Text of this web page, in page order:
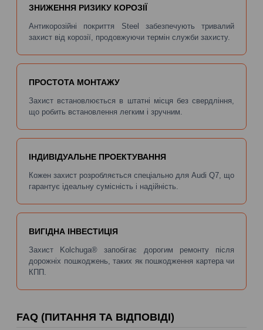
ЗНИЖЕННЯ РИЗИКУ КОРОЗІЇ
Антикорозійні покриття Steel забезпечують тривалий
захист від корозії, продовжуючи термін служби захисту.
ПРОСТОТА МОНТАЖУ
Захист встановлюється в штатні місця без свердління,
що робить встановлення легким і зручним.
ІНДИВІДУАЛЬНЕ ПРОЕКТУВАННЯ
Кожен захист розробляється спеціально для Audi Q7, що
гарантує ідеальну сумісність і надійність.
ВИГІДНА ІНВЕСТИЦІЯ
Захист Kolchuga® запобігає дорогим ремонту після
дорожніх пошкоджень, таких як пошкодження картера чи
КПП.
FAQ (ПИТАННЯ ТА ВІДПОВІДІ)